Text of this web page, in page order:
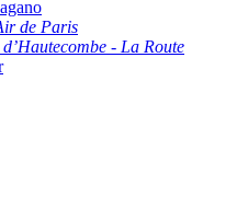
de Paris
- La Route